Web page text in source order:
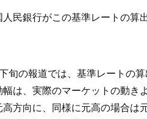
人民銀行がこの基準レートの算
旬の報道では、基準レートの
幅は、実際のマーケットの動き
高方向に、同様に元高の場合は